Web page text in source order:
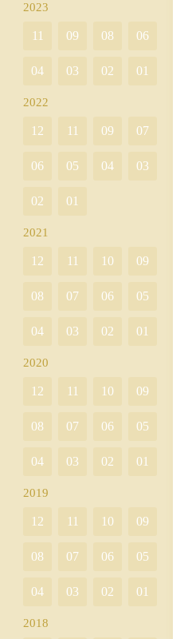
2023
11 09 08 06
04 03 02 01
2022
12 11 09 07
06 05 04 03
02 01
2021
12 11 10 09
08 07 06 05
04 03 02 01
2020
12 11 10 09
08 07 06 05
04 03 02 01
2019
12 11 10 09
08 07 06 05
04 03 02 01
2018